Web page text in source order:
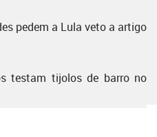
pedem a Lula veto a artigo
testam tijolos de barro no